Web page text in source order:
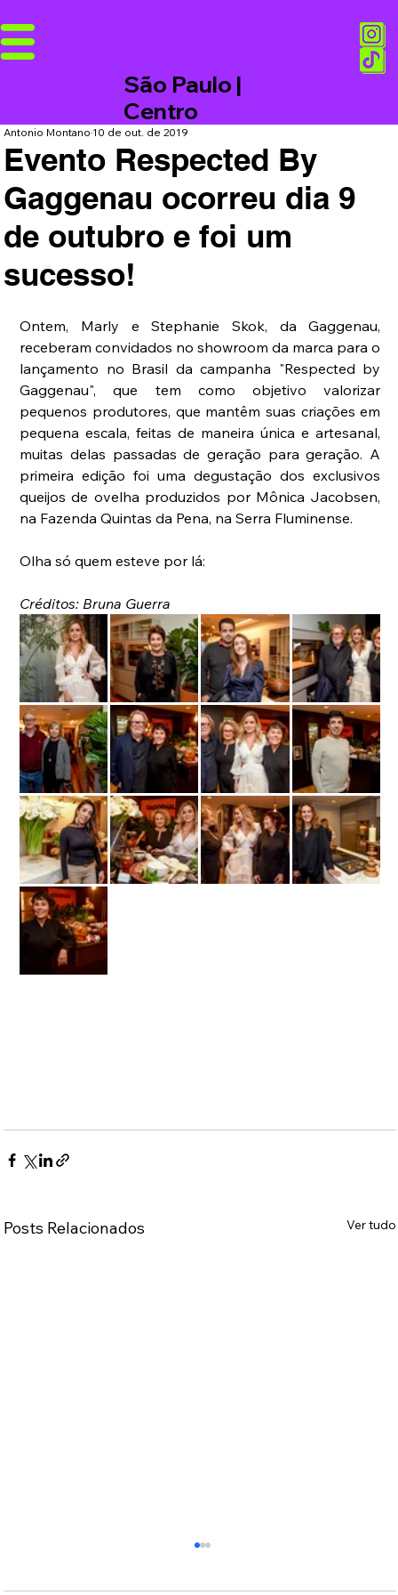
São Paulo |
Centro
Evento Respected By
Gaggenau ocorreu dia 9
de outubro e foi um
sucesso!
Antonio Montano10 de out. de 2019
Ontem, Marly e Stephanie Skok, da Gaggenau,
receberam convidados no showroom da marca para o
lançamento no Brasil da campanha "Respected by
Gaggenau", que tem como objetivo valorizar
pequenos produtores, que mantêm suas criações em
pequena escala, feitas de maneira única e artesanal,
muitas delas passadas de geração para geração. A
primeira edição foi uma degustação dos exclusivos
queijos de ovelha produzidos por Mônica Jacobsen,
na Fazenda Quintas da Pena, na Serra Fluminense.
Olha só quem esteve por lá:
Créditos: Bruna Guerra
Posts Relacionados Ver tudo